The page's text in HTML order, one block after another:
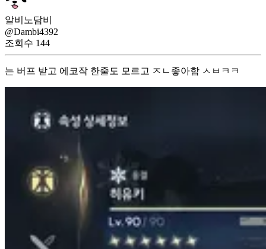
알비노담비
@Dambi4392
조회수 144
는 버프 받고 에코작 한줄도 모르고 ㅈㄴ좋아함 ㅅㅂㅋㅋ